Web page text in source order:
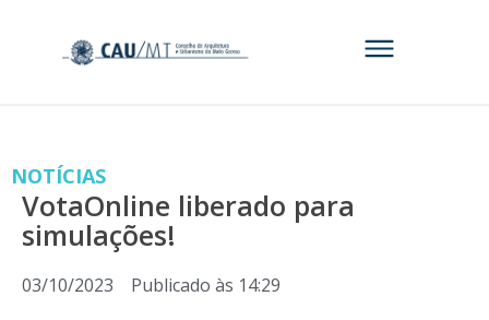
NOTÍCIAS
VotaOnline liberado para
simulações!
03/10/2023 Publicado às 14:29